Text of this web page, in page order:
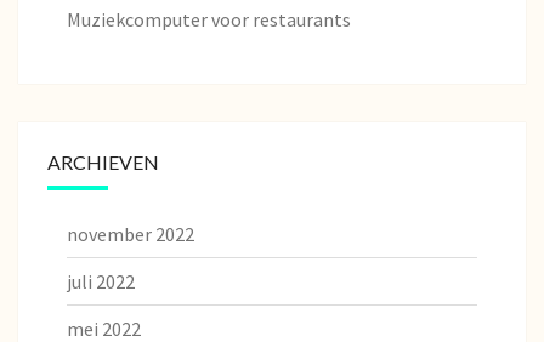
Muziekcomputer voor restaurants
ARCHIEVEN
november 2022
juli 2022
mei 2022